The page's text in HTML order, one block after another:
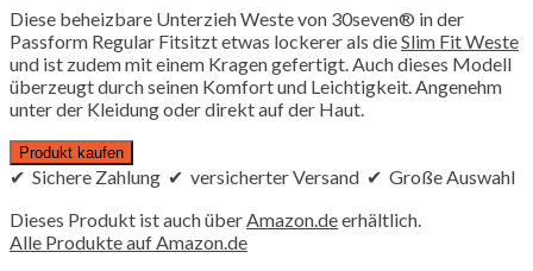
Diese beheizbare Unterzieh Weste von 30seven® in der
Passform Regular Fitsitzt etwas lockerer als dieSlim Fit Weste
und ist zudem mit einem Kragen gefertigt. Auch dieses Modell
überzeugt durch seinen Komfort und Leichtigkeit. Angenehm
unter der Kleidung oder direkt auf der Haut.
Produkt kaufen
✔ Sichere Zahlung ✔ versicherter Versand ✔ Große Auswahl
Dieses Produkt ist auch überAmazon.deerhältlich.
Alle Produkte auf Amazon.de